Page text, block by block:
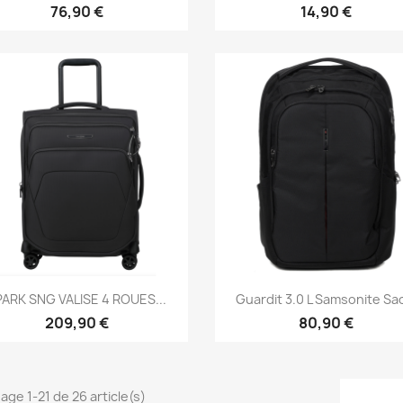
76,90 € 14,90 €
Aperçu rapide
SNG VALISE 4 ROUES...
209,90 €
Aperçu rapide
Guardit 3.0 L Samsonite
80,90 €
1-21 de 26 article(s)